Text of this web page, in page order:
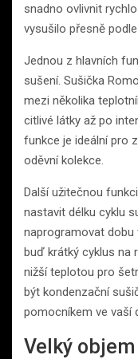
snadno ovlivnit
vysušilo přesně
Jednou z hlavních
sušení. Sušička
mezi několika
citlivé látky až po
funkce je ideální pro
oděvní kolekce.
Další užitečnou
nastavit délku cyklu
naprogramovat
buď krátký cyklus na
nižší teplotou pro
být kondenzační
pomocníkem ve vaší
Velký